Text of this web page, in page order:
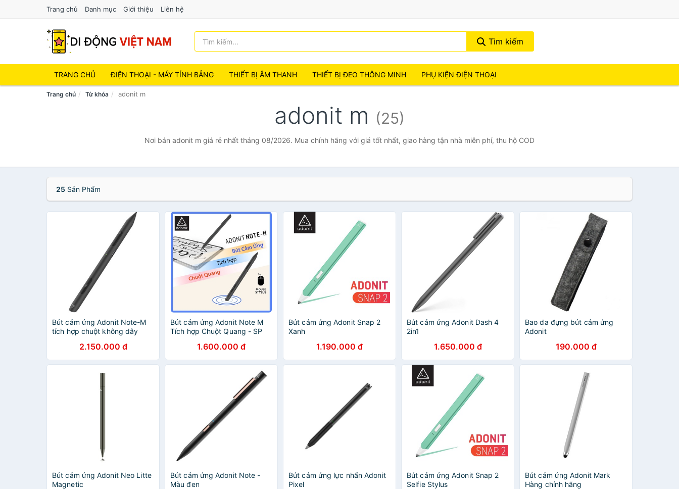
Trang chủ Danh mục Giới thiệu Liên hệ
Tìm kiếm
TRANG CHỦ ĐIỆN THOẠI - MÁY TÍNH BẢNG THIẾT BỊ ÂM THANH THIẾT BỊ ĐEO THÔNG MINH PHỤ KIỆN ĐIỆN THOẠI
Trang chủ Từ khóa adonit m
adonit m (25)
Nơi bán adonit m giá rẻ nhất tháng 08/2026. Mua chính hãng với giá tốt nhất, giao hàng tận nhà miễn phí, thu hộ COD
25 Sản Phẩm
Bút cảm ứng Adonit Note-M
tích hợp chuột không dây
2.150.000 đ
Bút cảm ứng Adonit Note M
Tích hợp Chuột Quang - SP
1.600.000 đ
Bút cảm ứng Adonit Snap 2
Xanh
1.190.000 đ
Bút cảm ứng Adonit Dash 4
2in1
1.650.000 đ
Bao da đựng bút cảm ứng
Adonit
190.000 đ
Bút cảm ứng Adonit Neo Litte
Magnetic
Bút cảm ứng Adonit Note -
Màu đen
Bút cảm ứng lực nhấn Adonit
Pixel
Bút cảm ứng Adonit Snap 2
Selfie Stylus
Bút cảm ứng Adonit Mark
Hàng chính hãng